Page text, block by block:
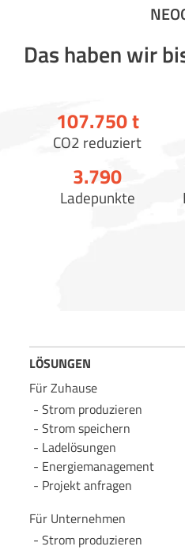
Das haben wir
107.750t
CO2 reduziert
3.790
Ladepunkte
LÖSUNGEN
Für Zuhause
Strom produzieren
Strom speichern
Lade­lösungen
Energie­management
Projekt anfragen
Für Unternehmen
Strom produzieren